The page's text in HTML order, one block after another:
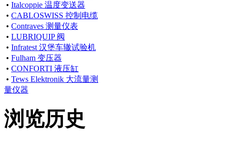
• Italcoppie 温度变送器
• CABLOSWISS 控制电缆
• Contraves 测量仪表
• LUBRIQUIP 阀
• Infratest 汉堡车辙试验机
• Fulham 变压器
• CONFORTI 液压缸
• Tews Elektronik 大流量测
量仪器
浏览历史